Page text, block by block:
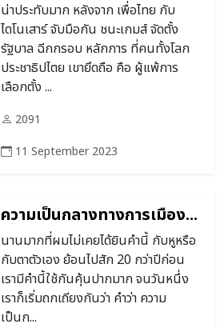
น่าประทับมาก หลังจาก เพื่อไทย กับ
ไดโนเสาร์ จับมือกัน ชนะเกมส์ จัดตั้ง
รัฐบาล ฉีกกรอบ หลักการ ที่คนทั้งโลก
ประชาธิปไตย เขายึดถือ คือ ผู้แพ้การ
เลือกตั้ง ...
2091
11 September 2023
ความเป็นกลางทางการเมือง...
นานมากที่ผมไม่เคยได้ยินคำนี้ กับหูหรือ
กับตาตัวเอง ย้อนไปสัก 20 กว่าปีก่อน
เรามีคำนี้ใช้กันคุ้นปากมาก จนวันหนึ่ง
เราก็เริ่มถกเถียงกันว่า คำว่า ความ
เป็นก...